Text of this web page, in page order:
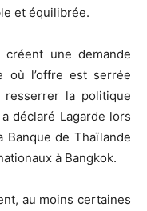
et équilibrée.
une demande
où l’offre est serrée
la politique
déclaré Lagarde lors
Banque de Thaïlande
à Bangkok.
au moins certaines